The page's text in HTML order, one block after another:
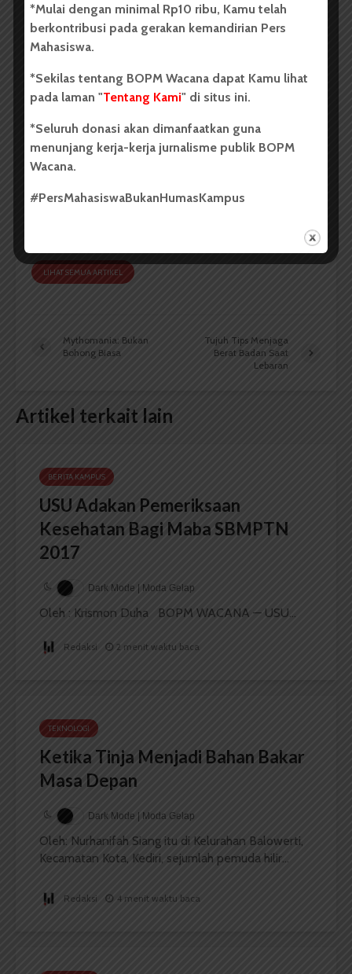
Redaksi
Badan Otonom Pers Mahasiswa (BOPM) Wacana
merupakan pers mahasiswa yang berdiri di luar
LIHAT SEMUA ARTIKEL
Mythomania: Bukan
Bohong Biasa
Tujuh Tips Menjaga
Berat Badan Saat
Lebaran
Artikel terkait lain
BERITA KAMPUS
USU Adakan Pemeriksaan
Kesehatan Bagi Maba SBMPTN
2017
Dark Mode | Moda Gelap
Oleh : Krismon Duha BOPM WACANA — USU...
Redaksi 2 menit waktu baca
TEKNOLOGI
Ketika Tinja Menjadi Bahan Bakar
Masa Depan
Dark Mode | Moda Gelap
Oleh: Nurhanifah Siang itu di Kelurahan Balowerti,
Kecamatan Kota, Kediri, sejumlah pemuda hilir...
Redaksi 4 menit waktu baca
*Mulai dengan minimal Rp10 ribu, Kamu telah
berkontribusi pada gerakan kemandirian Pers
Mahasiswa.
*Sekilas tentang BOPM Wacana dapat Kamu lihat
pada laman "Tentang Kami" di situs ini.
*Seluruh donasi akan dimanfaatkan guna
menunjang kerja-kerja jurnalisme publik BOPM
Wacana.
#PersMahasiswaBukanHumasKampus